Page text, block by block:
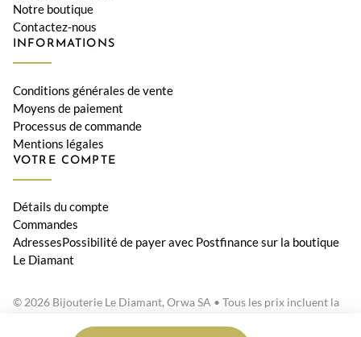
Notre boutique
Contactez-nous
INFORMATIONS
Conditions générales de vente
Moyens de paiement
Processus de commande
Mentions légales
VOTRE COMPTE
Détails du compte
Commandes
AdressesPossibilité de payer avec Postfinance sur la boutique
Le Diamant
© 2026 Bijouterie Le Diamant, Orwa SA • Tous les prix incluent la